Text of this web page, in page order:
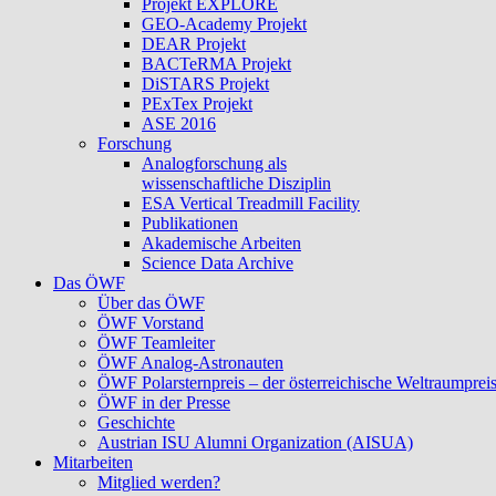
Projekt EXPLORE
GEO-Academy Projekt
DEAR Projekt
BACTeRMA Projekt
DiSTARS Projekt
PExTex Projekt
ASE 2016
Forschung
Analogforschung als
wissenschaftliche Disziplin
ESA Vertical Treadmill Facility
Publikationen
Akademische Arbeiten
Science Data Archive
Das ÖWF
Über das ÖWF
ÖWF Vorstand
ÖWF Teamleiter
ÖWF Analog-Astronauten
ÖWF Polarsternpreis – der österreichische Weltraumpreis
ÖWF in der Presse
Geschichte
Austrian ISU Alumni Organization (AISUA)
Mitarbeiten
Mitglied werden?